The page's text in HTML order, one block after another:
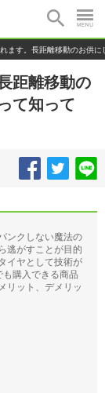
ます。長距離移動のお供
距離移動の
て知って
ンクしない魔法の
逃がすことが目的
イヤとして技術が
購入できる商品
リット、デメリッ